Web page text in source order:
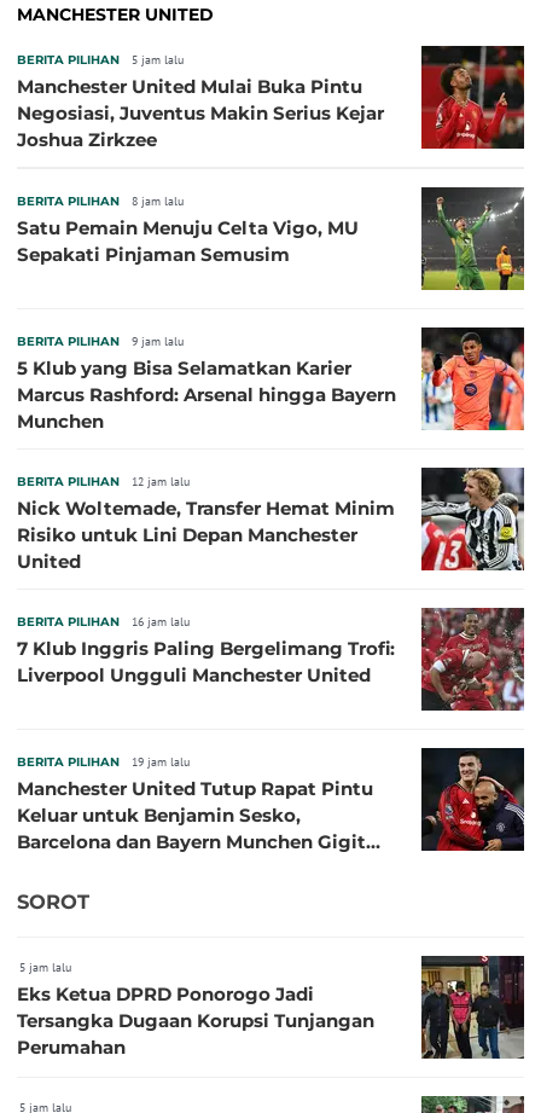
MANCHESTER UNITED
BERITA PILIHAN 5 jam lalu
Manchester United Mulai Buka Pintu
Negosiasi, Juventus Makin Serius Kejar
Joshua Zirkzee
BERITA PILIHAN 8 jam lalu
Satu Pemain Menuju Celta Vigo, MU
Sepakati Pinjaman Semusim
BERITA PILIHAN 9 jam lalu
5 Klub yang Bisa Selamatkan Karier
Marcus Rashford: Arsenal hingga Bayern
Munchen
BERITA PILIHAN 12 jam lalu
Nick Woltemade, Transfer Hemat Minim
Risiko untuk Lini Depan Manchester
United
BERITA PILIHAN 16 jam lalu
7 Klub Inggris Paling Bergelimang Trofi:
Liverpool Ungguli Manchester United
BERITA PILIHAN 19 jam lalu
Manchester United Tutup Rapat Pintu
Keluar untuk Benjamin Sesko,
Barcelona dan Bayern Munchen Gigit
SOROT
5 jam lalu
Eks Ketua DPRD Ponorogo Jadi
Tersangka Dugaan Korupsi Tunjangan
Perumahan
5 jam lalu